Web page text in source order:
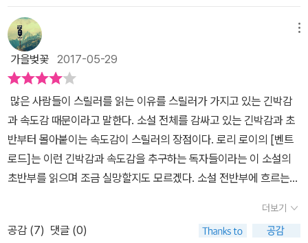
었다. 오죽하면 책을 읽다가 잠을 잤는데, 꿈까지 꾸었을까. 누군가 있
을 것만 같은, 누군가 나를 바라보는 것만 같은 그런 불안감 혹은 공포
였다. 처음엔 책을 읽다가, 이 소설이 왜 스릴러인가 의심스러웠다. 전
혀 스릴러 같지 않아서 말이다. 다 읽고나서도 스릴러가 맞는가 싶었
던 것도 사실이다. 하지만 누군가에게 위해를 가하는 사람의 등장만
으로도 불안감과 공포감이 생길수도 있다는 것. 형사가 주인공이 아
닌, 그렇다고 살인범의 심리가 제대로 그려지지도 않은 한 가족의 이
야기였을 뿐이었으니. 하지만 마지막에 가서야 이 소설이 왜 스릴러
인가. 우리가 느끼는 불안과 공포가 바로 스릴러였음을 알게 되었다.
1965년, 디트로이트에서 캔자스로 향하는 한 가족이 있었다. 아버
지 아서가 25년만에야 고향으로 돌아오게 된 곳, 벤트로드였다. 나에
게 캔자스는 토네이도때문에 집이 통째로 날아간 『오즈의 마법사』의
가을벚꽃 2017-05-29
많은 사람들이 스릴러를 읽는 이유를 스릴러가 가지고 있는 긴박감
과 속도감 때문이라고 말한다. 소설 전체를 감싸고 있는 긴박감과 초
반부터 몰아붙이는 속도감이 스릴러의 장점이다. 로리 로이의 [벤트
로드]는 이런 긴박감과 속도감을 추구하는 독자들이라는 이 소설의
초반부를 읽으며 조금 실망할지도 모르겠다. 소설 전반부에 흐르는
를 몰아붙이지를 않는다. 반면 이 소설은 독자들을 1960년대 미국
캔자스 시골 마을로 우리를 데려간다. 광활한 벌판과 목가적인 분위
더보기
공감 (7) 댓글 (0)